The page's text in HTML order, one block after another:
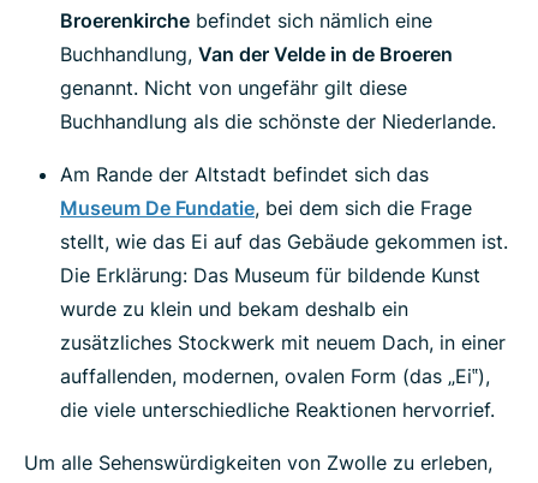
Broerenkirche befindet sich nämlich eine
Buchhandlung, Van der Velde in de Broeren
genannt. Nicht von ungefähr gilt diese
Buchhandlung als die schönste der Niederlande.
Am Rande der Altstadt befindet sich das
Museum De Fundatie, bei dem sich die Frage
stellt, wie das Ei auf das Gebäude gekommen ist.
Die Erklärung: Das Museum für bildende Kunst
wurde zu klein und bekam deshalb ein
zusätzliches Stockwerk mit neuem Dach, in einer
auffallenden, modernen, ovalen Form (das „Ei‟),
die viele unterschiedliche Reaktionen hervorrief.
Um alle Sehenswürdigkeiten von Zwolle zu erleben,